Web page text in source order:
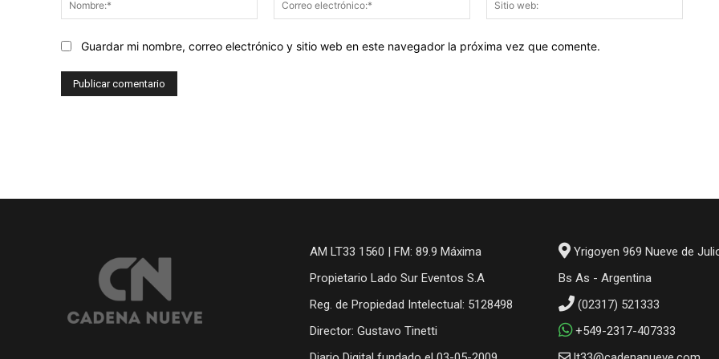
electrónico:*
web:
Guardar mi nombre, correo electrónico y sitio web en este navegador la próxima vez que comente.
AM LT33 1560 | FM: 89.9 Máxima
Propietario Lado Sur Eventos S.A
Reg. de Propiedad Intelectual: 5128498
Director: Gustavo Tinetti
Yrigoyen 969 Nueve de
Bs As - Argentina
(02317) 521333
+549-2317-407333